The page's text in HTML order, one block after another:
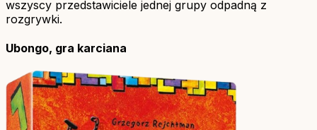
wszyscy przedstawiciele jednej grupy odpadną z
rozgrywki.
Ubongo, gra karciana